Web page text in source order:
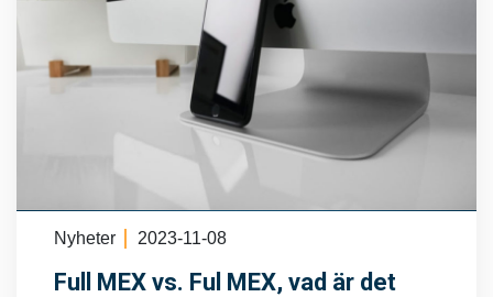
Nyheter 2023-11-08
Full MEX vs. Ful MEX, vad är det